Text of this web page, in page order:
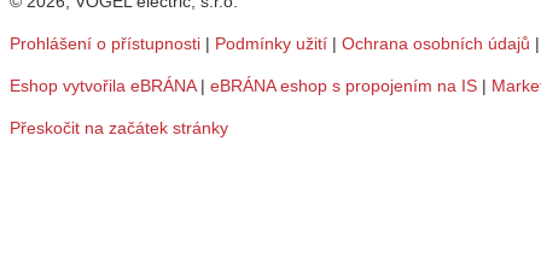
Prohlášení o přístupnosti | Podmínky užití | Ochrana osobních údajů
Eshop vytvořila eBRÁNA| eBRÁNA eshop s propojením na IS |
Přeskočit na začátek stránky